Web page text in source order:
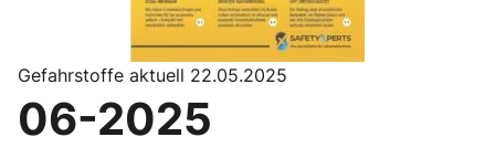
Gefahrstoffe aktuell 22.05.2025
06-2025